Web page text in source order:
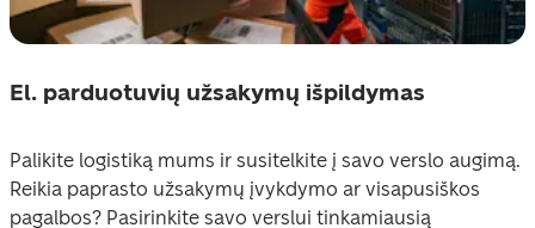
El. parduotuvių užsakymų išpildymas
Palikite logistiką mums ir susitelkite į savo verslo augimą.
Reikia paprasto užsakymų įvykdymo ar visapusiškos
pagalbos? Pasirinkite savo verslui tinkamiausią